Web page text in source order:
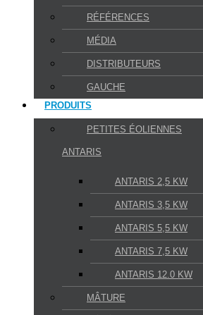
RÉFÉRENCES
MÉDIA
DISTRIBUTEURS
GAUCHE
PRODUITS
PETITES ÉOLIENNES
ANTARIS
ANTARIS 2,5 KW
ANTARIS 3,5 KW
ANTARIS 5,5 KW
ANTARIS 7,5 KW
ANTARIS 12.0 KW
MÂTURE